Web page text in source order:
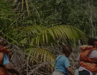
por
de la práctica
de Asdi a